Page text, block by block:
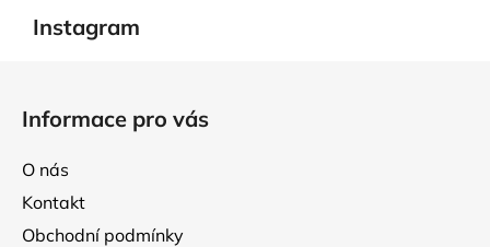
Instagram
Informace pro vás
O nás
Kontakt
Obchodní podmínky